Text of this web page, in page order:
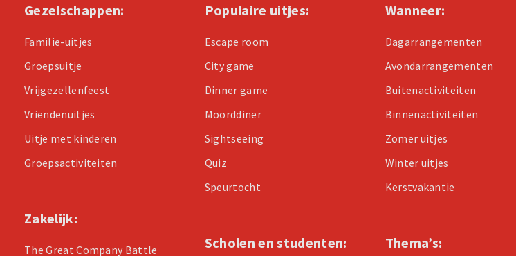
Gezelschappen:
Familie-uitjes
Groepsuitje
Vrijgezellenfeest
Vriendenuitjes
Uitje met kinderen
Groepsactiviteiten
Zakelijk:
The Great Company Battle
Populaire uitjes:
Escape room
City game
Dinner game
Moorddiner
Sightseeing
Quiz
Speurtocht
Scholen en studenten:
Wanneer:
Dagarrangementen
Avondarrangementen
Buitenactiviteiten
Binnenactiviteiten
Zomer uitjes
Winter uitjes
Kerstvakantie
Thema’s: